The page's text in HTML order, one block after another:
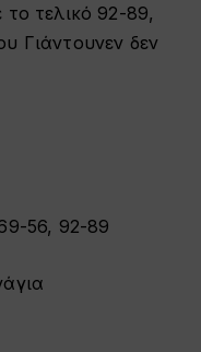
το τελικό 92-89,
Γιάντουνεν δεν
56, 92-89